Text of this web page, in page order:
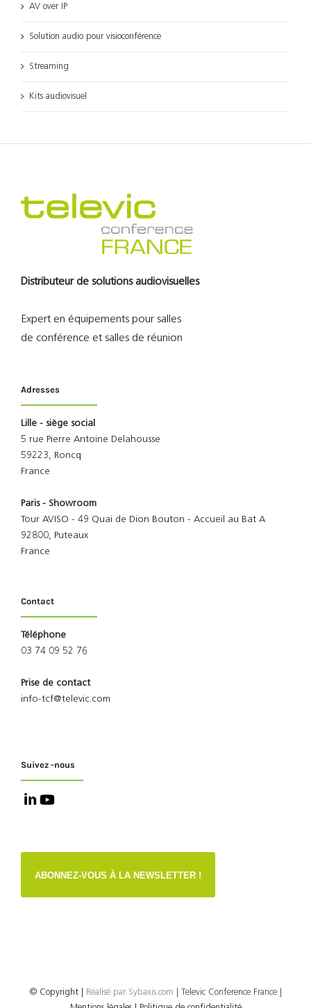
AV over IP
Solution audio pour visioconférence
Streaming
Kits audiovisuel
Distributeur de solutions audiovisuelles
Expert en équipements pour salles
de conférence et salles de réunion
Adresses
Lille - siège social
5 rue Pierre Antoine Delahousse
59223, Roncq
France
Paris - Showroom
Tour AVISO - 49 Quai de Dion Bouton - Accueil au Bat A
92800, Puteaux
France
Contact
Téléphone
03 74 09 52 76
Prise de contact
info-tcf@televic.com
Suivez -nous
ABONNEZ-VOUS À LA NEWSLETTER !
© Copyright Réalisé par Sybaxis.com | Televic Conference France |